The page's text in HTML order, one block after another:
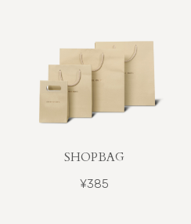
SHOPBAG
¥385